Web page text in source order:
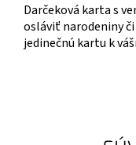
Darčeková karta s
osláviť narodeniny
jedinečnú kartu k